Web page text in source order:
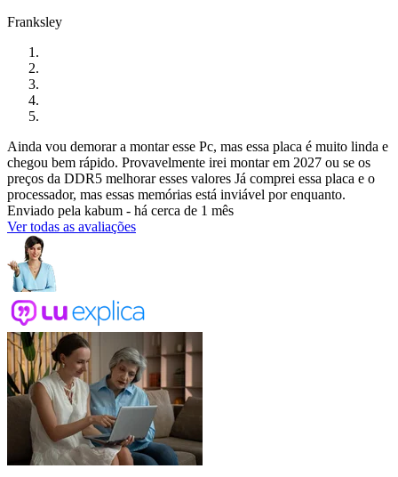
Franksley
Ainda vou demorar a montar esse Pc, mas essa placa é muito linda e
chegou bem rápido. Provavelmente irei montar em 2027 ou se os
preços da DDR5 melhorar esses valores Já comprei essa placa e o
processador, mas essas memórias está inviável por enquanto.
Enviado pela kabum - há cerca de 1 mês
Ver todas as avaliações